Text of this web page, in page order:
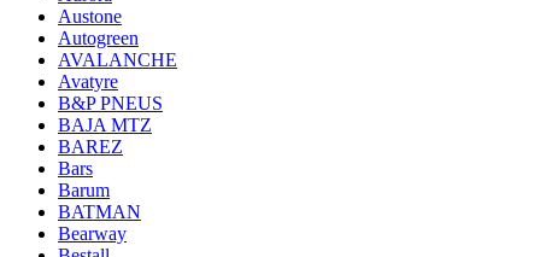
Austone
Autogreen
AVALANCHE
Avatyre
B&P PNEUS
BAJA MTZ
BAREZ
Bars
Barum
BATMAN
Bearway